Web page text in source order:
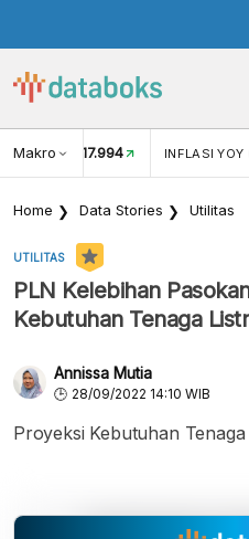
Makro
USD/IDR 17.994 INFLASI YOY
Home Data Stories Utilitas
UTILITAS
PLN Kelebihan
Kebutuhan Tenaga
Annissa Mutia
28/09/2022 14:10 WIB
Proyeksi Kebutuhan